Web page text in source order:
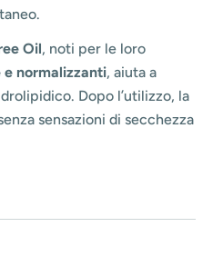
Oil, noti per le loro
normalizzanti, aiuta a
Dopo l’utilizzo, la
sensazioni di secchezza